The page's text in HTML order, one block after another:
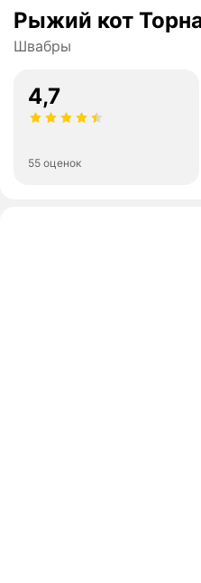
Рыжий кот
Швабры
4,7
55 оценок